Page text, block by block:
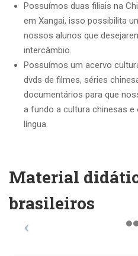
Possuímos duas filiais na
em Xangai, isso possibilita
nossos alunos que
intercâmbio.
Possuímos um acervo
dvds de filmes, séries
documentários para que
a fundo a cultura chinesas
língua.
Material
brasileiros